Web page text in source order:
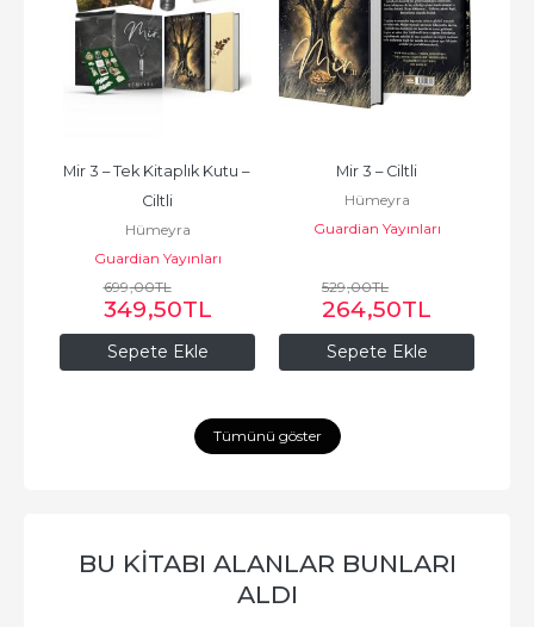
Sepete Ekle
Mir 3 – Tek Kitaplık Kutu –
Ciltli
Hümeyra
Guardian Yayınları
699,00TL
349,50TL
Sepete Ekle
Mir 3 – Ciltli
Hümeyra
Guardian Yayınları
529,00TL
264,50TL
Tümünü göster
BU KITABI ALANLAR BUNLARI
ALDI